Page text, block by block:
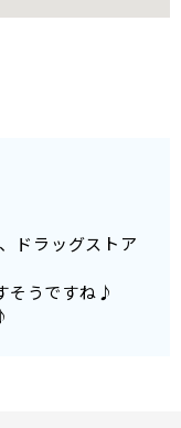
ドラッグストア
そうですね♪